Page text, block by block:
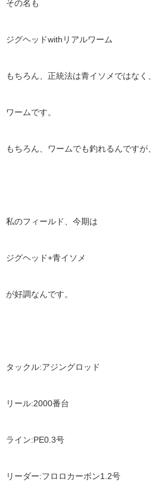
その名も
ジグヘッドwith リアルワーム
もちろん、正統法は青イソメではなく、
ワームです。
もちろん、ワームでも釣れるんですが、
私のフィールド、今期は
ジグヘッド+青イソメ
が好調なんです。
タックル:アジングロッド
リール:2000番台
ライン:PE0.3号
リーダー:フロロカーボン1.2号